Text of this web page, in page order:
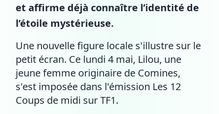
et affirme déjà connaître l’identité de
l’étoile mystérieuse.
Une nouvelle figure locale s'illustre sur le
petit écran. Ce lundi 4 mai, Lilou, une
jeune femme originaire de Comines,
s'est imposée dans l'émission Les 12
Coups de midi sur TF1.